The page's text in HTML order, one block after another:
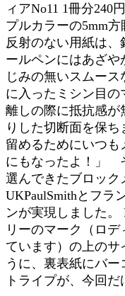
ィアNo11 1冊分240
プルカラーの5mm
反射のない用紙は
ールペンにはあざ
じみの無いスムー
に入ったミシン目の
離しの際に抵抗感が
りした切断面を保
留めるためにいつ
にもなったよ！」
選んできたブロック
UKPaulSmithとフラ
ンが実現しました
リーのマーク（ロ
ています）の上のサ
うに、裏表紙にバ
トライプが、今回だ